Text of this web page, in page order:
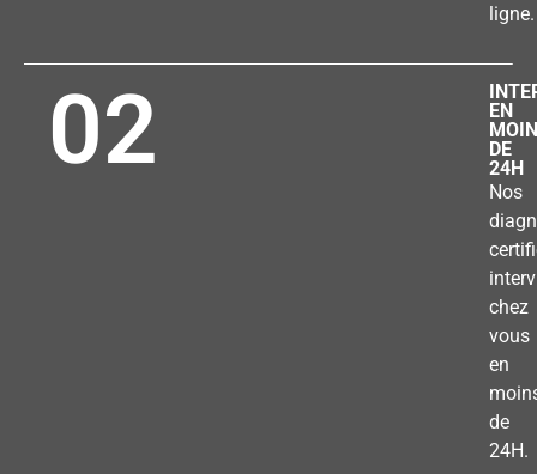
ligne.
02
EN
DE
24H
Nos
chez
vous
en
de
24H.